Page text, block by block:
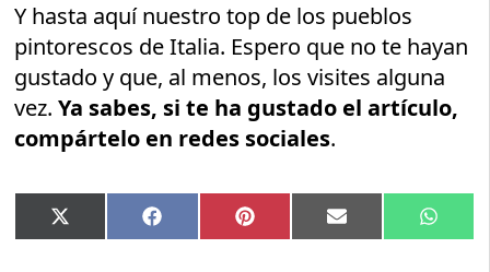
Y hasta aquí nuestro top de los pueblos
pintorescos de Italia. Espero que no te hayan
gustado y que, al menos, los visites alguna
vez.Ya sabes, si te ha gustado el artículo,
compártelo en redes sociales.
Compartir
en
X
(Twitter)
Compartir
en
Facebook Compartir
en
Pinterest Compartir
en
Email
en